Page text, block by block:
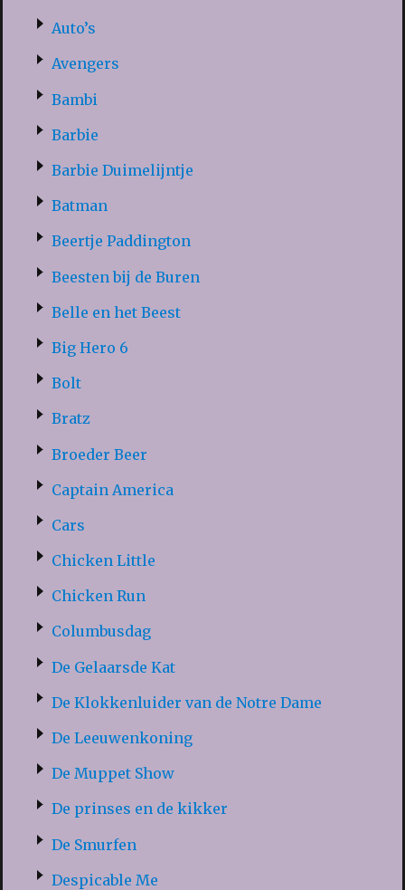
Auto’s
Avengers
Bambi
Barbie
Barbie Duimelijntje
Batman
Beertje Paddington
Beesten bij de Buren
Belle en het Beest
Big Hero 6
Bolt
Bratz
Broeder Beer
Captain America
Cars
Chicken Little
Chicken Run
Columbusdag
De Gelaarsde Kat
De Klokkenluider van de Notre Dame
De Leeuwenkoning
De Muppet Show
De prinses en de kikker
De Smurfen
Despicable Me